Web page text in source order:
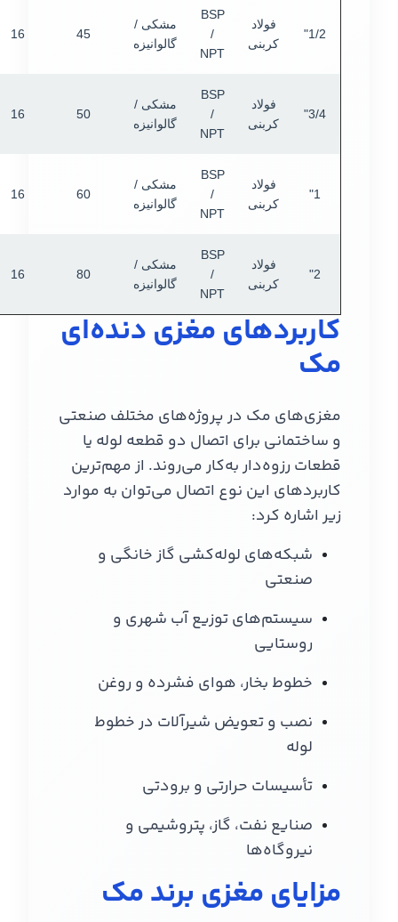
1/2"
فولاد
کربنی
BSP
/
NPT
مشکی /
گالوانیزه
45
16
3/4"
فولاد
کربنی
BSP
/
NPT
مشکی /
گالوانیزه
50
16
1"
فولاد
کربنی
BSP
/
NPT
مشکی /
گالوانیزه
60
16
2"
فولاد
کربنی
BSP
/
NPT
مشکی /
گالوانیزه
80
16
کاربردهای مغزی دنده‌ای
مک
مغزی‌های مک در پروژه‌های مختلف صنعتی
و ساختمانی برای اتصال دو قطعه لوله یا
قطعات رزوه‌دار به‌کار می‌روند. از مهم‌ترین
کاربردهای این نوع اتصال می‌توان به موارد
زیر اشاره کرد:
شبکه‌های لوله‌کشی گاز خانگی و
صنعتی
سیستم‌های توزیع آب شهری و
روستایی
خطوط بخار، هوای فشرده و روغن
نصب و تعویض شیرآلات در خطوط
لوله
تأسیسات حرارتی و برودتی
صنایع نفت، گاز، پتروشیمی و
نیروگاه‌ها
مزایای مغزی برند مک